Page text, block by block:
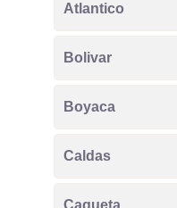
Atlantico
Bolivar
Boyaca
Caldas
Caqueta